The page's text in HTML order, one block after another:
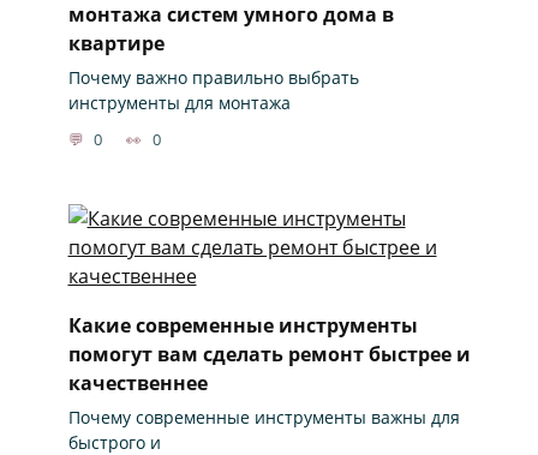
монтажа систем умного дома в
квартире
Почему важно правильно выбрать
инструменты для монтажа
0 0
Какие современные инструменты
помогут вам сделать ремонт быстрее и
качественнее
Почему современные инструменты важны для
быстрого и